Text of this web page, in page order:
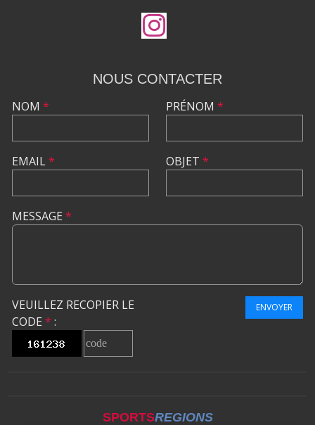
NOUS CONTACTER
NOM *
EMAIL*
PRÉNOM *
OBJET *
MESSAGE *
VEUILLEZ RECOPIER LE
CODE * :
ENVOYER
SPORTSREGIONS